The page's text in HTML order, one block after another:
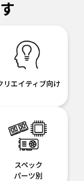
リエイティブ向け
スペック
パーツ別